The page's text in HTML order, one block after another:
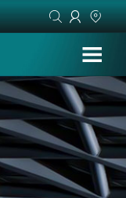
  